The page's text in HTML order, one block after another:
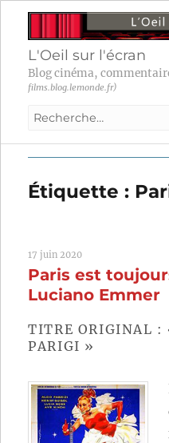
L'Oeil sur l'écran
Blog cinéma,
films.blog.lemonde.fr)
Recherche
:
Étiquette :
17 juin 2020
Paris est
Luciano Emmer
TITRE ORIGINAL :
PARIGI »